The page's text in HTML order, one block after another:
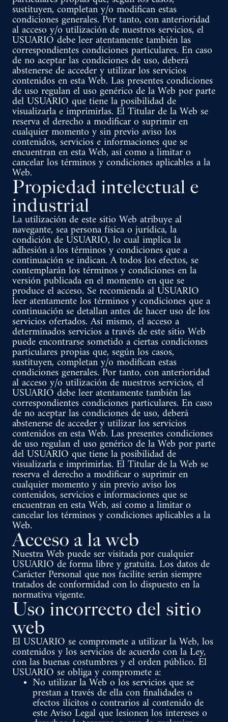
sustituyen, completan y/o modifican estas
condiciones generales. Por tanto, con anterioridad
al acceso y/o utilización de nuestros servicios, el
USUARIO debe leer atentamente también las
correspondientes condiciones particulares. En caso
de no aceptar las condiciones de uso, deberá
abstenerse de acceder y utilizar los servicios
contenidos en esta Web. Las presentes condiciones
de uso regulan el uso genérico de la Web por parte
del USUARIO que tiene la posibilidad de
visualizarla e imprimirlas. El Titular de la Web se
reserva el derecho a modificar o suprimir en
cualquier momento y sin previo aviso los
contenidos, servicios e informaciones que se
encuentran en esta Web, así como a limitar o
cancelar los términos y condiciones aplicables a la
Web.
Propiedad intelectual e
industrial
La utilización de este sitio Web atribuye al
navegante, sea persona física o jurídica, la
condición de USUARIO, lo cual implica la
adhesión a los términos y condiciones que a
continuación se indican. A todos los efectos, se
contemplarán los términos y condiciones en la
versión publicada en el momento en que se
produce el acceso. Se recomienda al USUARIO
leer atentamente los términos y condiciones que a
continuación se detallan antes de hacer uso de los
servicios ofertados. Así mismo, el acceso a
determinados servicios a través de este sitio Web
puede encontrarse sometido a ciertas condiciones
particulares propias que, según los casos,
sustituyen, completan y/o modifican estas
condiciones generales. Por tanto, con anterioridad
al acceso y/o utilización de nuestros servicios, el
USUARIO debe leer atentamente también las
correspondientes condiciones particulares. En caso
de no aceptar las condiciones de uso, deberá
abstenerse de acceder y utilizar los servicios
contenidos en esta Web. Las presentes condiciones
de uso regulan el uso genérico de la Web por parte
del USUARIO que tiene la posibilidad de
visualizarla e imprimirlas. El Titular de la Web se
reserva el derecho a modificar o suprimir en
cualquier momento y sin previo aviso los
contenidos, servicios e informaciones que se
encuentran en esta Web, así como a limitar o
cancelar los términos y condiciones aplicables a la
Web.
Acceso a la web
Nuestra Web puede ser visitada por cualquier
USUARIO de forma libre y gratuita. Los datos de
Carácter Personal que nos facilite serán siempre
tratados de conformidad con lo dispuesto en la
normativa vigente.
Uso incorrecto del sitio
web
El USUARIO se compromete a utilizar la Web, los
contenidos y los servicios de acuerdo con la Ley,
con las buenas costumbres y el orden público. El
USUARIO se obliga y compromete a:
No utilizar la Web o los servicios que se
prestan a través de ella con finalidades o
efectos ilícitos o contrarios al contenido de
este Aviso Legal que lesionen los intereses o